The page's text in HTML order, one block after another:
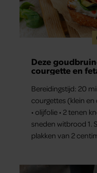
Deze
courgette en
Bereidingstijd: 20
courgettes (klein
• olijfolie • 2 tenen
sneden witbrood 1.
plakken van 2